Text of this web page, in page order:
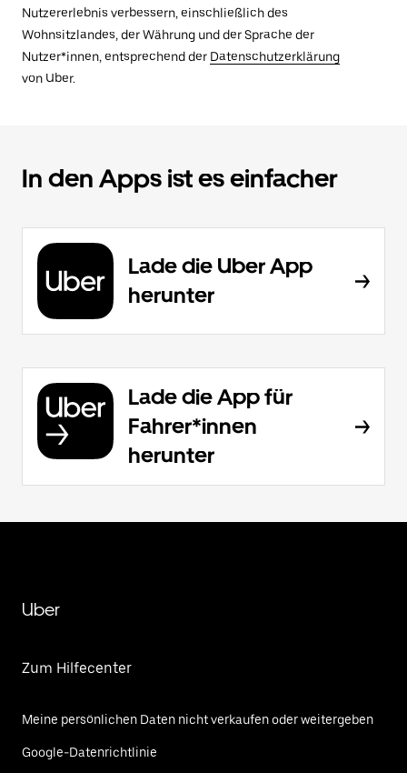
Nutzererlebnis verbessern, einschließlich des
Wohnsitzlandes, der Währung und der Sprache der
Nutzer*innen, entsprechend der Datenschutzerklärung
von Uber.
In den Apps ist es einfacher
Lade die Uber App
herunter
Lade die App für
Fahrer*innen
herunter
Uber
Zum Hilfecenter
Meine persönlichen Daten nicht verkaufen oder weitergeben
Google-Datenrichtlinie